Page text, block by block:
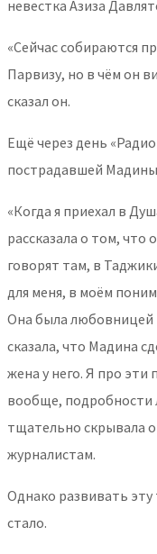
невестка Азиза
«Сейчас собираются
Парвизу, но в чём он
сказал он.
Ещё через день
пострадавшей
«Когда я приехал в
рассказала о том, что
говорят там, в
для меня, в моём
Она была любовницей
сказала, что Мадина
жена у него. Я про эти
вообще,
тщательно скрывала
журналистам.
Однако развивать
стало.